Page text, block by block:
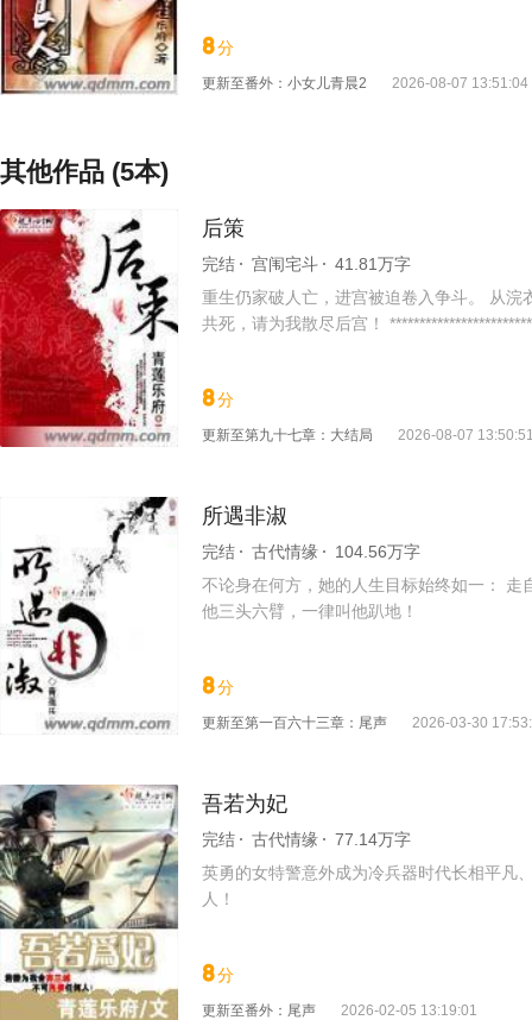
8分
更新至番外：小女儿青晨2 2026-08-07 13:51:04
其他作品 (5本)
后策
完结 宫闱宅斗
41.81万字
重生仍家破人亡，进宫被迫卷入争斗。 从
共死，请为我散尽后宫！
8分
更新至第九十七章：大结局 2026-08-07
所遇非淑
完结 古代情缘
104.56万字
不论身在何方，她的人生目标始终如一：
他三头六臂，一律叫他趴地！
8分
更新至第一百六十三章：尾声 2026-03-30
吾若为妃
完结 古代情缘
77.14万字
英勇的女特警意外成为冷兵器时代长相平凡
人！
8分
更新至番外：尾声 2026-02-05 13:19:01